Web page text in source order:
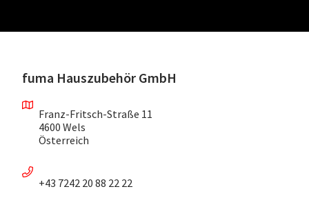
fuma Hauszubehör GmbH
Franz-Fritsch-Straße 11
4600 Wels
Österreich
+43 7242 20 88 22 22